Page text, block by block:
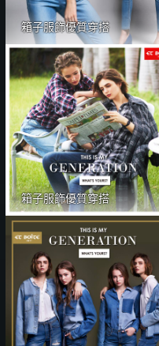
箱子服飾優質穿搭
箱子服飾優質穿搭